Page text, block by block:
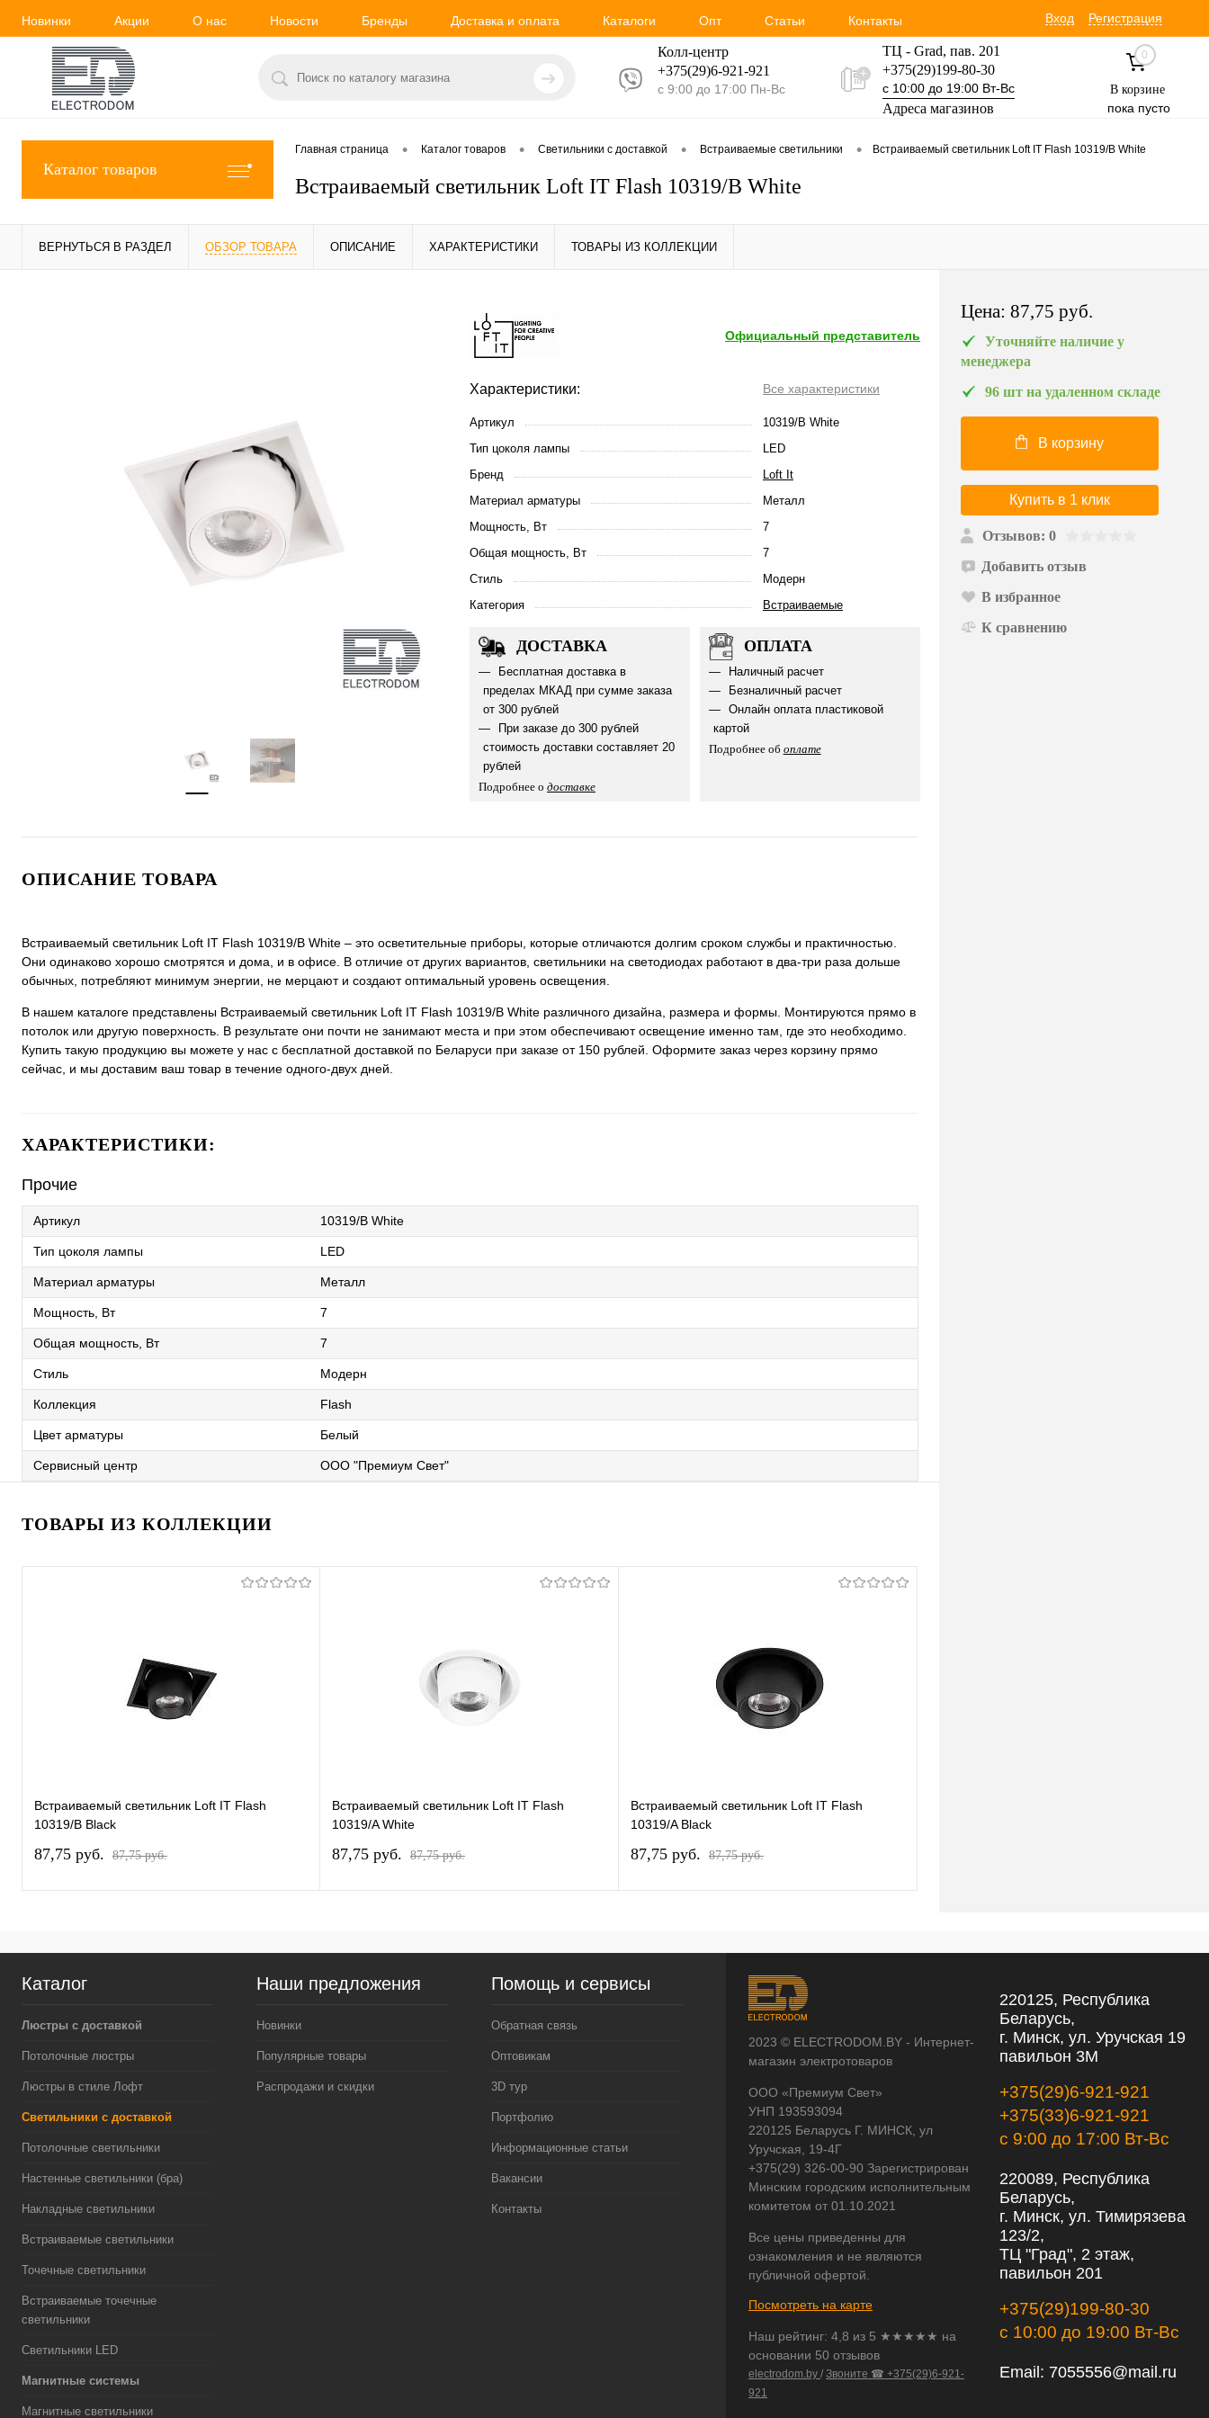
Новинки Акции О нас Новости Бренды Доставка и оплата Каталоги Опт Статьи Контакты Вход Регистрация
Колл-центр
+375(29)6-921-921
с 9:00 до 17:00 Пн-Вс
ТЦ - Grad, пав. 201
+375(29)199-80-30
с 10:00 до 19:00 Вт-Вс
Адреса магазинов
+375(29)354-30-60
0
В корзине
пока пусто
Каталог товаров
Главная страница • Каталог товаров • Светильники с доставкой • Встраиваемые светильники • Встраиваемый светильник Loft IT Flash 10319/B White
Встраиваемый светильник Loft IT Flash 10319/B White
ВЕРНУТЬСЯ В РАЗДЕЛ ОБЗОР ТОВАРА ОПИСАНИЕ ХАРАКТЕРИСТИКИ ТОВАРЫ ИЗ КОЛЛЕКЦИИ
Официальный представитель
Характеристики: Все характеристики
Артикул
10319/B White
Тип цоколя лампы
LED
Бренд
Loft It
Материал арматуры
Металл
Мощность, Вт
7
Общая мощность, Вт
7
Стиль
Модерн
Категория
Встраиваемые
ДОСТАВКА
Бесплатная доставка в
пределах МКАД при сумме заказа
от 300 рублей
При заказе до 300 рублей
стоимость доставки составляет 20
рублей
Подробнее о доставке
ОПЛАТА
Наличный расчет
Безналичный расчет
Онлайн оплата пластиковой
картой
Подробнее об оплате
ОПИСАНИЕ ТОВАРА
Встраиваемый светильник Loft IT Flash 10319/B White ‒ это осветительные приборы, которые отличаются долгим сроком службы и практичностью.
Они одинаково хорошо смотрятся и дома, и в офисе. В отличие от других вариантов, светильники на светодиодах работают в два-три раза дольше
обычных, потребляют минимум энергии, не мерцают и создают оптимальный уровень освещения.
В нашем каталоге представлены Встраиваемый светильник Loft IT Flash 10319/B White различного дизайна, размера и формы. Монтируются прямо в
потолок или другую поверхность. В результате они почти не занимают места и при этом обеспечивают освещение именно там, где это необходимо.
Купить такую продукцию вы можете у нас с бесплатной доставкой по Беларуси при заказе от 150 рублей. Оформите заказ через корзину прямо
сейчас, и мы доставим ваш товар в течение одного-двух дней.
ХАРАКТЕРИСТИКИ:
Прочие
Артикул 10319/B White
Тип цоколя лампы LED
Материал арматуры Металл
Мощность, Вт 7
Общая мощность, Вт 7
Стиль Модерн
Коллекция Flash
Цвет арматуры Белый
Сервисный центр ООО "Премиум Свет"
ТОВАРЫ ИЗ КОЛЛЕКЦИИ
Встраиваемый светильник Loft IT Flash
10319/B Black
87,75 pуб. 87,75 pуб.
Встраиваемый светильник Loft IT Flash
10319/A White
87,75 pуб. 87,75 pуб.
Встраиваемый светильник Loft IT Flash
10319/A Black
87,75 pуб. 87,75 pуб.
Цена: 87,75 pуб.
Уточняйте наличие у
менеджера
96 шт на удаленном складе
В корзину
Купить в 1 клик
Отзывов: 0
Добавить отзыв
В избранное
К сравнению
Каталог
Люстры с доставкой
Потолочные люстры
Люстры в стиле Лофт
Светильники с доставкой
Потолочные светильники
Настенные светильники (бра)
Накладные светильники
Встраиваемые светильники
Точечные светильники
Встраиваемые точечные
светильники
Светильники LED
Магнитные системы
Магнитные светильники
Наши предложения
Новинки
Популярные товары
Распродажи и скидки
Помощь и сервисы
Обратная связь
Оптовикам
3D тур
Портфолио
Информационные статьи
Вакансии
Контакты
2023 © ELECTRODOM.BY - Интернет-
магазин электротоваров
ООО «Премиум Свет»
УНП 193593094
220125 Беларусь Г. МИНСК, ул
Уручская, 19-4Г
+375(29) 326-00-90 Зарегистрирован
Минским городским исполнительным
комитетом от 01.10.2021
Все цены приведенны для
ознакомления и не являются
публичной офертой.
Посмотреть на карте
Наш рейтинг: 4,8 из 5 ★★★★★ на
основании 50 отзывов
electrodom.by / Звоните ☎ +375(29)6-921-
921
220125, Республика
Беларусь,
г. Минск, ул. Уручская 19
павильон 3М
+375(29)6-921-921
+375(33)6-921-921
с 9:00 до 17:00 Вт-Вс
220089, Республика
Беларусь,
г. Минск, ул. Тимирязева
123/2,
ТЦ "Град", 2 этаж,
павильон 201
+375(29)199-80-30
с 10:00 до 19:00 Вт-Вс
Email: 7055556@mail.ru